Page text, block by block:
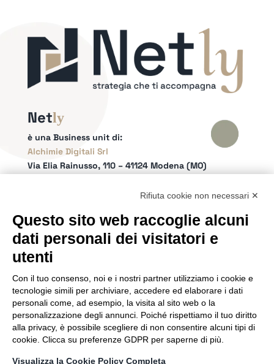
Netly
è una Business unit di:
Alchimie Digitali Srl
Via Elia Rainusso, 110 – 41124 Modena (MO)
REA Modena 01/02/2005 N. 346879
Email:info@netly.it
PEC:alchimiedigitali@pec.adigitali.it
Sitemap
SEGUICI SUI SOCIAL
SIAMO PARTNER DI
Rifiuta cookie non necessari ✕
Questo sito web raccoglie alcuni
dati personali dei visitatori e
utenti
Con il tuo consenso, noi e i nostri partner utilizziamo i cookie e
tecnologie simili per archiviare, accedere ed elaborare i dati
personali come, ad esempio, la visita al sito web o la
personalizzazione degli annunci. Poiché rispettiamo il tuo diritto
alla privacy, è possibile scegliere di non consentire alcuni tipi di
cookie. Clicca su preferenze GDPR per saperne di più.
Visualizza la Cookie Policy Completa